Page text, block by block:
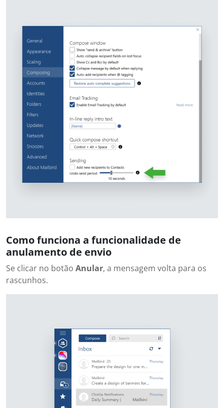
Como funciona a funcionalidade de
anulamento de envio
Se clicar no botão Anular, a mensagem volta para os
rascunhos.